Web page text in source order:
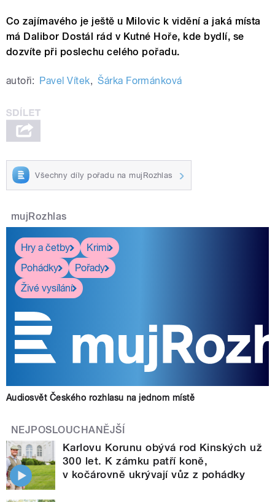
Co zajímavého je ještě u Milovic k vidění a jaká místa
má Dalibor Dostál rád v Kutné Hoře, kde bydlí, se
dozvíte při poslechu celého pořadu.
autoři: Pavel Vítek, Šárka Formánková
Všechny díly pořadu na mujRozhlas
mujRozhlas
Hry a četby
Krimi
Pohádky
Pořady
Živé vysílání
Audiosvět Českého rozhlasu na jednom místě
NEJPOSLOUCHANĚJŠÍ
Karlovu Korunu obývá rod Kinských už
300 let. K zámku patří koně,
v kočárovně ukrývají vůz z pohádky